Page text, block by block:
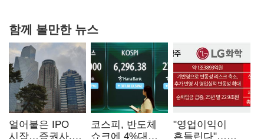
함께 볼만한 뉴스
얼어붙은 IPO
시장…증권사,
코스피, 반도체
쇼크에 4%대
"영업이익이
흔들린다"…